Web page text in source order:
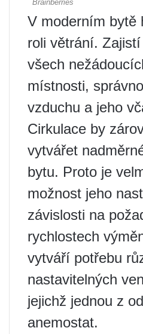
V moderním bytě
roli větrání.
všech
místnosti,
vzduchu a jeho
Cirkulace by
vytvářet
bytu. Proto je
možnost jeho
závislosti na
rychlostech
vytváří potřebu
nastavitelných
jejichž jednou z
anemostat.